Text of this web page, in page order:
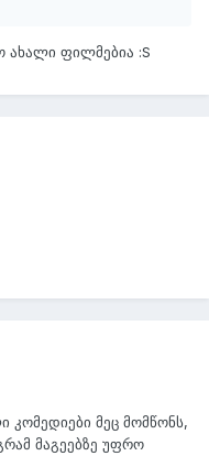
ახალი ფილმებია :S
კომედიები მეც მომწონს,
მაგეებზე უფრო